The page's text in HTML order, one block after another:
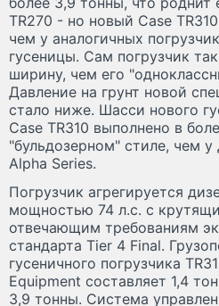
TR270 - но новый Case
чем у аналогичных
гусеницы. Сам погрузчик
ширину, чем его
Давление на грунт новой
стало ниже. Шасси нового
Case TR310 выполнено в
"бульдозерном" стиле, чем
Alpha Series.
Погрузчик агрегируется
мощностью 74 л.с. с
отвечающим требованиям
стандарта Tier 4 Final.
гусеничного погрузчика
Equipment составляет 1,4
3,9 тонны. Система